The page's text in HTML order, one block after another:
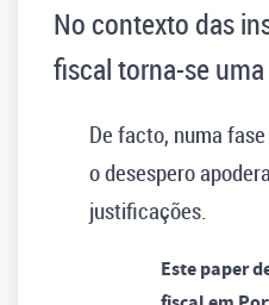
No contexto das
fiscal torna-se
De facto, numa
o desespero
justificações.
Este paper